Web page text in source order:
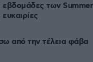
εβδομάδες των
από την τέλεια φάβα